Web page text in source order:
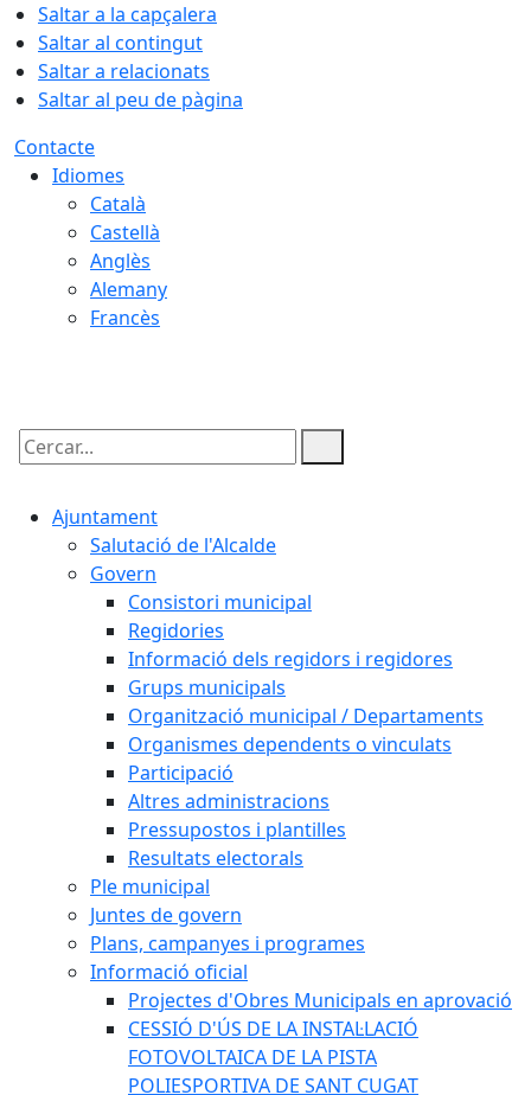
Saltar a la capçalera
Saltar al contingut
Saltar a relacionats
Saltar al peu de pàgina
Contacte
Idiomes
Català
Castellà
Anglès
Alemany
Francès
Cercar:
Ajuntament
Salutació de l'Alcalde
Govern
Consistori municipal
Regidories
Informació dels regidors i regidores
Grups municipals
Organització municipal / Departaments
Organismes dependents o vinculats
Participació
Altres administracions
Pressupostos i plantilles
Resultats electorals
Ple municipal
Juntes de govern
Plans, campanyes i programes
Informació oficial
Projectes d'Obres Municipals en aprovació
CESSIÓ D'ÚS DE LA INSTAL·LACIÓ
FOTOVOLTAICA DE LA PISTA
POLIESPORTIVA DE SANT CUGAT